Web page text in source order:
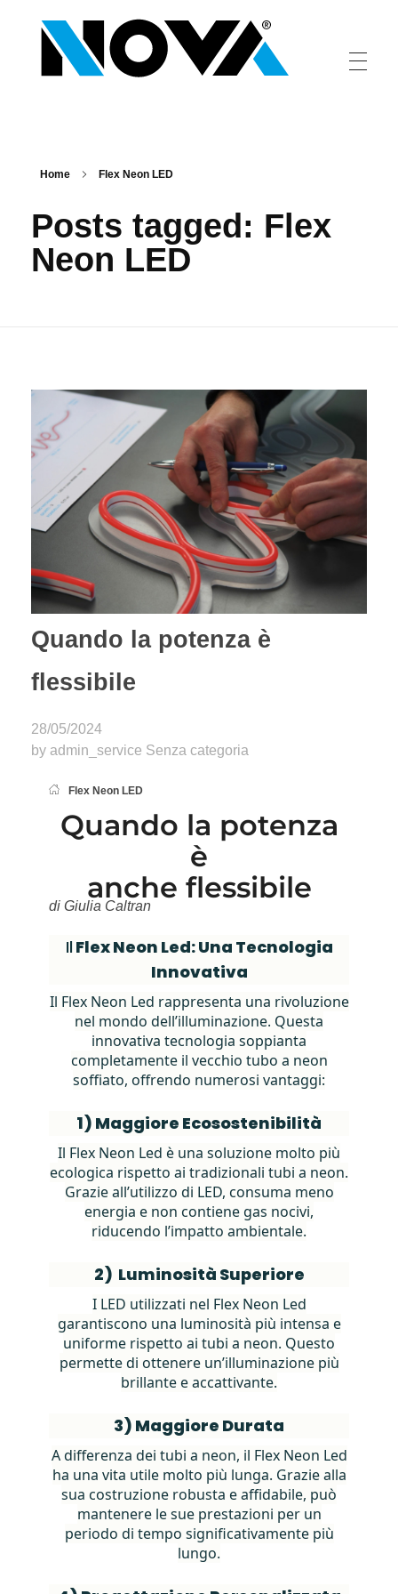
Home Flex Neon LED
Posts tagged: Flex
Neon LED
Quando la potenza è
flessibile
28/05/2024
by admin_service Senza categoria
Flex Neon LED
Quando la potenza
è
anche flessibile
di Giulia Caltran
Il Flex Neon Led: Una Tecnologia
Innovativa
Il Flex Neon Led rappresenta una rivoluzione
nel mondo dell’illuminazione. Questa
innovativa tecnologia soppianta
completamente il vecchio tubo a neon
soffiato, offrendo numerosi vantaggi:
1) Maggiore Ecosostenibilità
Il Flex Neon Led è una soluzione molto più
ecologica rispetto ai tradizionali tubi a neon.
Grazie all’utilizzo di LED, consuma meno
energia e non contiene gas nocivi,
riducendo l’impatto ambientale.
2) Luminosità Superiore
I LED utilizzati nel Flex Neon Led
garantiscono una luminosità più intensa e
uniforme rispetto ai tubi a neon. Questo
permette di ottenere un’illuminazione più
brillante e accattivante.
3) Maggiore Durata
A differenza dei tubi a neon, il Flex Neon Led
ha una vita utile molto più lunga. Grazie alla
sua costruzione robusta e affidabile, può
mantenere le sue prestazioni per un
periodo di tempo significativamente più
lungo.